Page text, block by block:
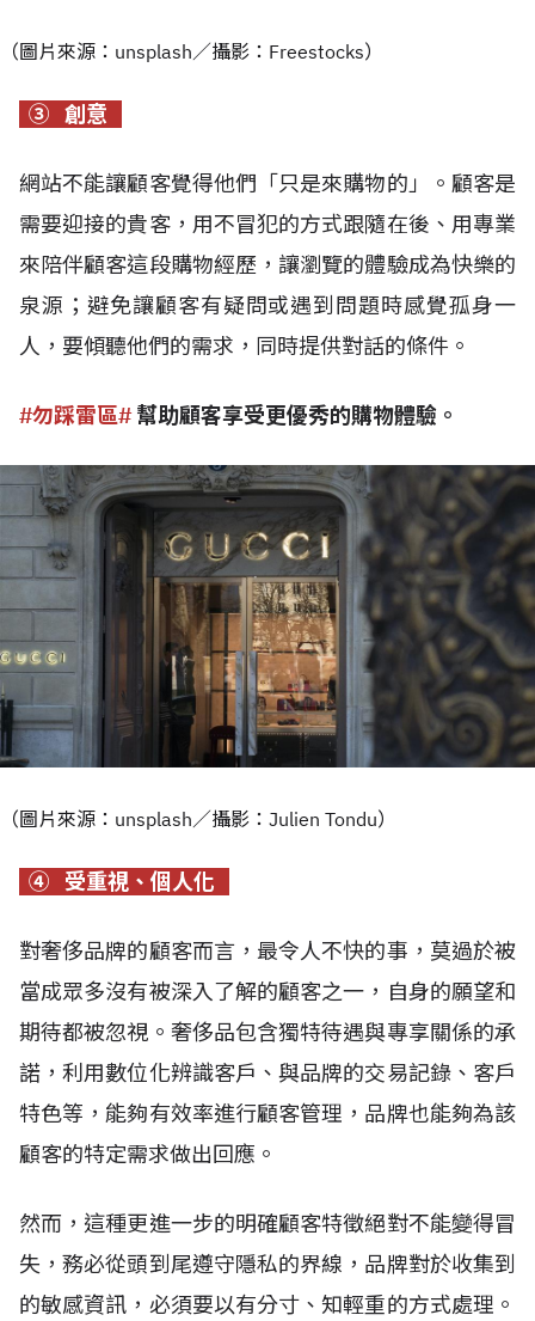
（圖片來源：unsplash／攝影：Freestocks）
③ 創意
網站不能讓顧客覺得他們「只是來購物的」。顧客是
需要迎接的貴客，用不冒犯的方式跟隨在後、用專業
來陪伴顧客這段購物經歷，讓瀏覽的體驗成為快樂的
泉源；避免讓顧客有疑問或遇到問題時感覺孤身一
人，要傾聽他們的需求，同時提供對話的條件。
#勿踩雷區#幫助顧客享受更優秀的購物體驗。
（圖片來源：unsplash／攝影：Julien Tondu）
④ 受重視、個人化
對奢侈品牌的顧客而言，最令人不快的事，莫過於被
當成眾多沒有被深入了解的顧客之一，自身的願望和
期待都被忽視。奢侈品包含獨特待遇與專享關係的承
諾，利用數位化辨識客戶、與品牌的交易記錄、客戶
特色等，能夠有效率進行顧客管理，品牌也能夠為該
顧客的特定需求做出回應。
然而，這種更進一步的明確顧客特徵絕對不能變得冒
失，務必從頭到尾遵守隱私的界線，品牌對於收集到
的敏感資訊，必須要以有分寸、知輕重的方式處理。